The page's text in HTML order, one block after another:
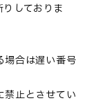
しておりま
場合は遅い番号
止とさせてい